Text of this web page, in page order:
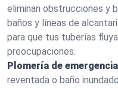
eliminan obstrucciones y
baños y líneas de
para que tus tuberías
preocupaciones.
Plomería de
reventada o baño